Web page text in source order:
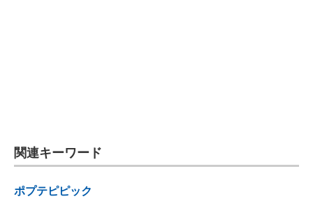
関連キーワード
ポプテピピック